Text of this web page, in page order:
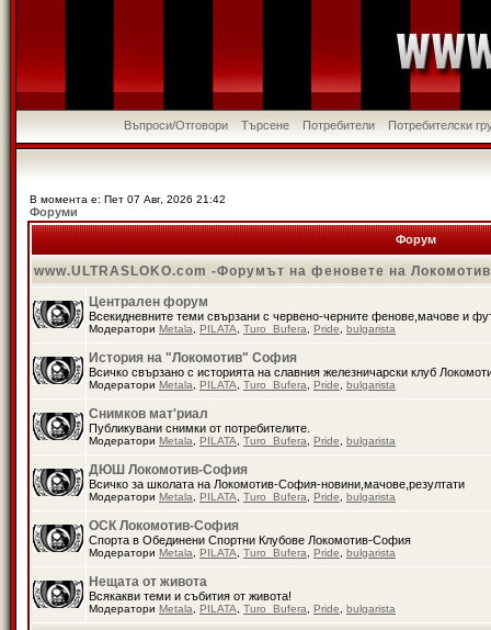
Въпроси/Отговори Търсене Потребители Потребителски
В момента е: Пет 07 Авг, 2026 21:42
Форуми
Форум
www.ULTRASLOKO.com -Форумът на феновете на
Централен форум
Всекидневните теми свързани с червено-черните фенове,мачове и
Модератори Metala PILATA Turo_Bufera Pride bulgarista
История на "Локомотив" София
Всичко свързано с историята на славния железничарски клуб
Модератори Metala PILATA Turo_Bufera Pride bulgarista
Снимков мат'риал
Публикувани снимки от потребителите.
Модератори Metala PILATA Turo_Bufera Pride bulgarista
ДЮШ Локомотив-София
Всичко за школата на Локомотив-София-новини,мачове,резултати
Модератори Metala PILATA Turo_Bufera Pride bulgarista
ОСК Локомотив-София
Спорта в Обединени Спортни Клубове Локомотив-София
Модератори Metala PILATA Turo_Bufera Pride bulgarista
Нещата от живота
Всякакви теми и събития от живота!
Модератори Metala PILATA Turo_Bufera Pride bulgarista